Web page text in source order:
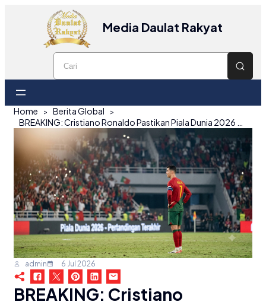
Media Daulat Rakyat
Home
Berita Global
admin 6 Jul 2026
BREAKING: Cristiano